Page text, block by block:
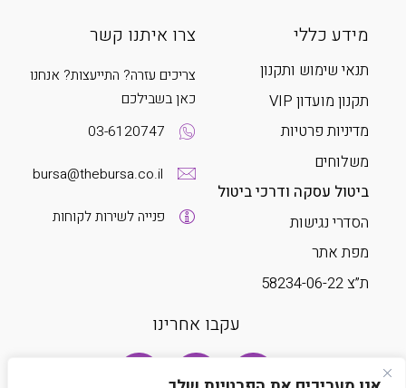
מידע כללי
תנאי שימוש ותקנון
תקנון מועדון VIP
מדיניות פרטיות
משלוחים
ביטול עסקה ודרכי ביטול
הסדרי נגישות
מפת אתר
ת”צ 58234-06-22
צרו איתנו קשר
צריכים עזרה? התייעצות? אנחנו
כאן בשבילכם
03-6120747
bursa@thebursa.co.il
פנייה לשירות לקוחות
עקבו אחרינו